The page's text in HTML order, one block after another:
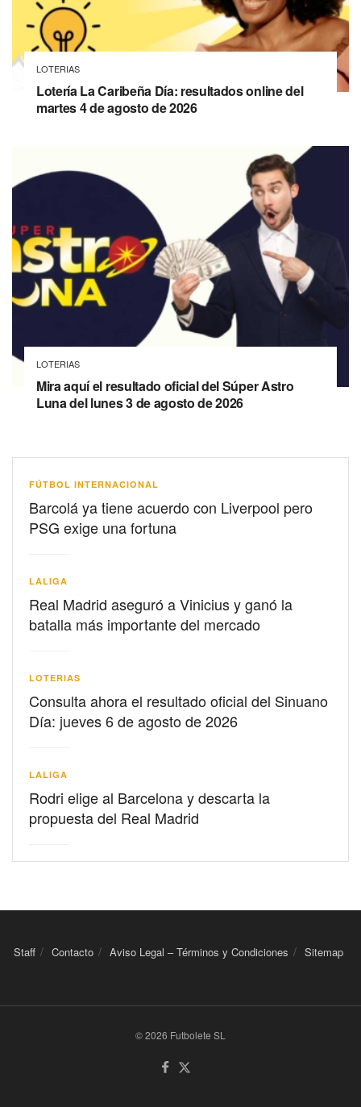
LOTERIAS
Lotería La Caribeña Día: resultados online del
martes 4 de agosto de 2026
LOTERIAS
Mira aquí el resultado oficial del Súper Astro
Luna del lunes 3 de agosto de 2026
FÚTBOL INTERNACIONAL
Barcolá ya tiene acuerdo con Liverpool pero
PSG exige una fortuna
LALIGA
Real Madrid aseguró a Vinicius y ganó la
batalla más importante del mercado
LOTERIAS
Consulta ahora el resultado oficial del Sinuano
Día: jueves 6 de agosto de 2026
LALIGA
Rodri elige al Barcelona y descarta la
propuesta del Real Madrid
Staff Contacto Aviso Legal – Términos y Condiciones Sitemap
© 2026 Futbolete SL